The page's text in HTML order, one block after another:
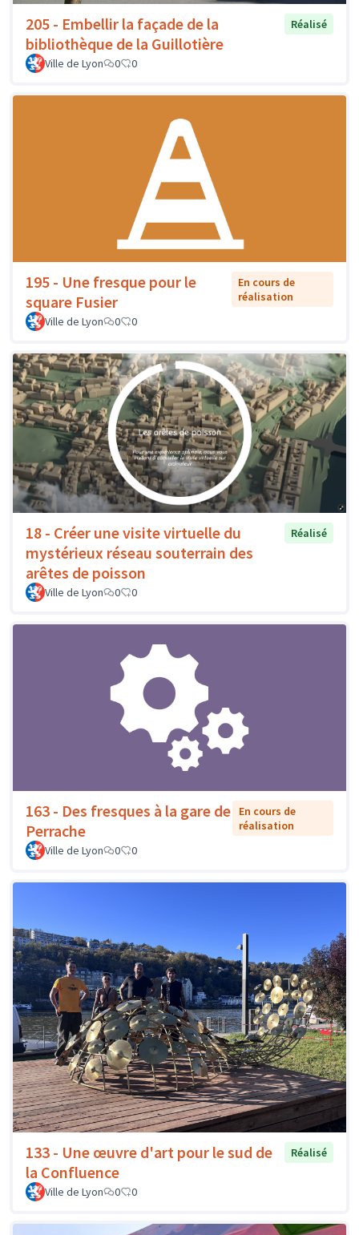
205 - Embellir la façade de la
bibliothèque de la Guillotière
Réalisé
Ville de Lyon 0 0
195 - Une fresque pour le
square Fusier
En cours de
réalisation
Ville de Lyon
0 0
18 - Créer une visite virtuelle du
mystérieux réseau souterrain des
arêtes de poisson
Réalisé
Ville de Lyon 0 0
163 - Des fresques à la gare de
Perrache
En cours de
réalisation
Ville de Lyon
0 0
133 - Une œuvre d'art pour le sud de
la Confluence
Réalisé
Ville de Lyon 0 0